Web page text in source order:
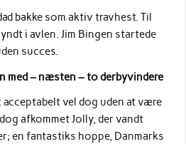
bakke som aktiv travhest. Til
i avlen. Jim Bingen startede
succes.
med – næsten – to derbyvindere
vel dog uden at være
afkommet Jolly, der vandt
en fantastiks hoppe, Danmarks